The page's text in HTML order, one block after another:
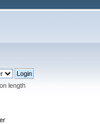
length